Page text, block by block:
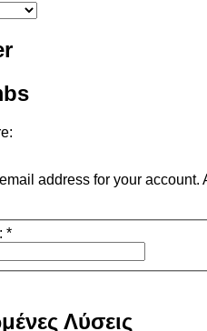
address for your
*
Λύσεις